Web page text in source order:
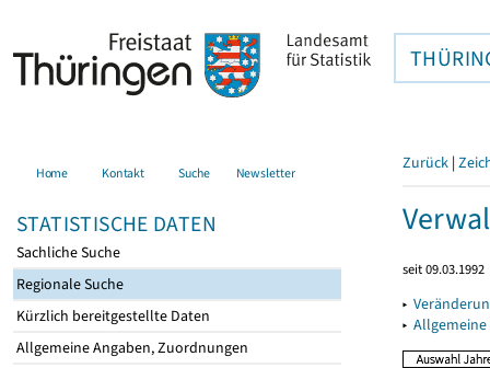
Home Kontakt Suche Newsletter
STATISTISCHE DATEN
Sachliche Suche
Regionale Suche
Kürzlich bereitgestellte Daten
Allgemeine Angaben, Zuordnungen
Zurück |
seit 09.03.1992
▸
▸